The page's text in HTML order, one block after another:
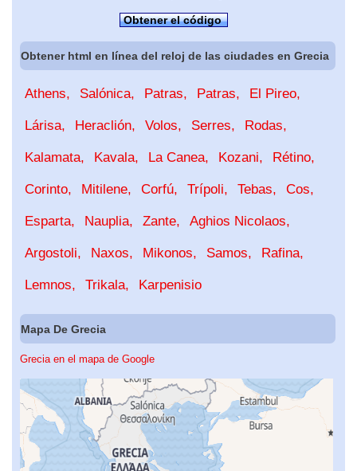
Obtener el código
Obtener html en línea del reloj de las ciudades en Grecia
Athens Salónica Patras Patras El Pireo
Lárisa Heraclión Volos Serres Rodas
Kalamata Kavala La Canea Kozani Rétino
Corinto Mitilene Corfú Trípoli Tebas Cos
Esparta Nauplia Zante Aghios Nicolaos
Argostoli Naxos Mikonos Samos Rafina
Lemnos Trikala Karpenisio
Mapa De Grecia
Grecia en el mapa de Google